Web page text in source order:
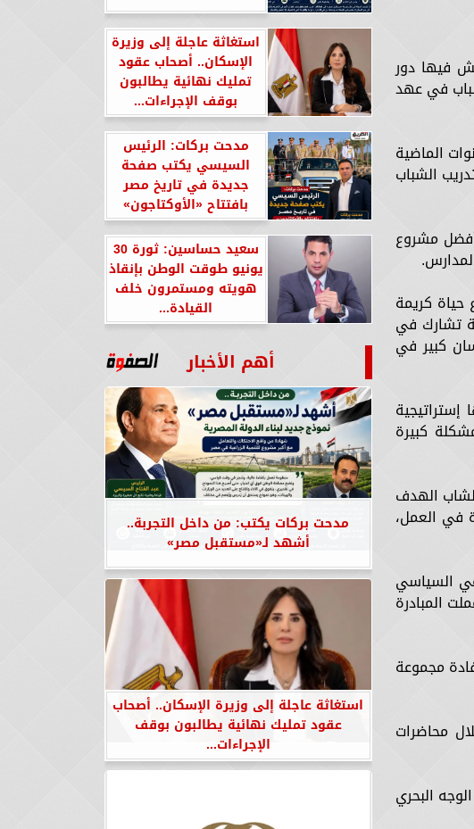
فيها دور
في عهد
رئيس مبادرة السياسي الشاب بالجيزة، أن فئة الشباب خلال 10 سنوات الماضية
الشباب
مشروع
كريمة
تشارك في
كبير في
كبيرة
الهدف
في العمل،
السياسي
مبادرة تخص التوعية والتثقيف، وخلال 3 سنوات عملت المبادرة
مجموعة
محاضرات
البحري
استغاثة عاجلة إلى وزيرة
الإسكان.. أصحاب عقود
تمليك نهائية يطالبون
بوقف الإجراءات...
مدحت بركات: الرئيس
السيسي يكتب صفحة
جديدة في تاريخ مصر
بافتتاح «الأوكتاجون»
سعيد حساسين: ثورة 30
يونيو طوقت الوطن بإنقاذ
هويته ومستمرون خلف
القيادة...
أهم الأخبار
مدحت بركات يكتب: من داخل التجربة..
أشهد لـ«مستقبل مصر»
استغاثة عاجلة إلى وزيرة الإسكان.. أصحاب
عقود تمليك نهائية يطالبون بوقف
الإجراءات...